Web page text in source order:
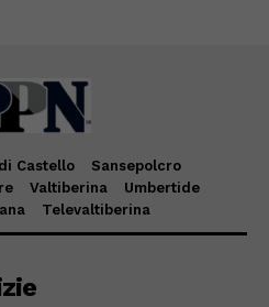
Castello
Sansepolcro
Valtiberina
Umbertide
Televaltiberina